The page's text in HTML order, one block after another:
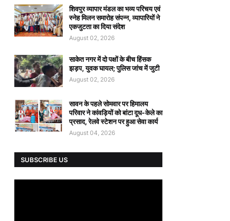
शिवपुर व्यापार मंडल का भव्य परिचय एवं
स्नेह मिलन समारोह संपन्न, व्यापारियों ने
एकजुटता का दिया संदेश
August 02, 2026
साकेत नगर में दो पक्षों के बीच हिंसक
झड़प, युवक घायल; पुलिस जांच में जुटी
August 02, 2026
सावन के पहले सोमवार पर हिमालय
परिवार ने कांवड़ियों को बांटा दूध-केले का
प्रसाद, रेलवे स्टेशन पर हुआ सेवा कार्य
August 04, 2026
SUBSCRIBE US